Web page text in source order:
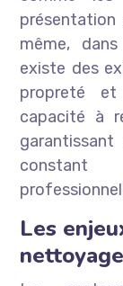
même,
existe des
propreté
capacité à
constant
Les